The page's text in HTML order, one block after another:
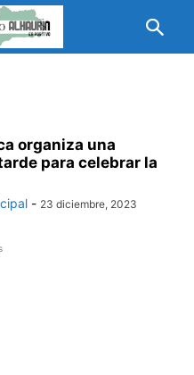
organiza una
para celebrar la
- 23 diciembre, 2023